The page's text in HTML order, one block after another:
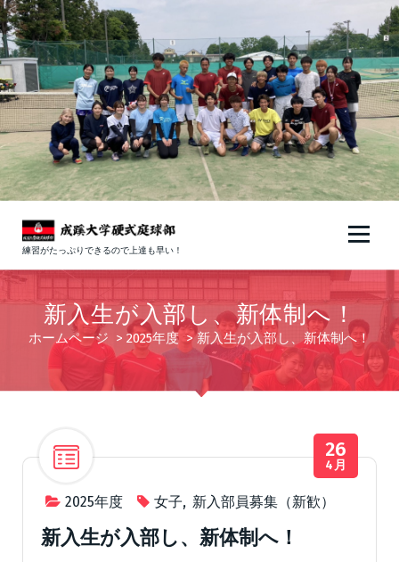
コ
ン
テ
ン
ツ
ス
キ
ッ
プ
練習がたっぷりできるので上達も早い！
新入生が入部し、新体制へ！
ホームページ > 2025年度 >新入生が入部し、新体制へ！
2025年度 女子, 新入部員募集（新歓）
26
4月
新入生が入部し、新体制へ！